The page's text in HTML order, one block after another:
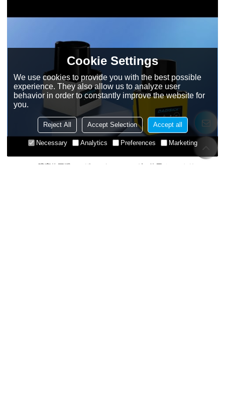
2D TOF障害物回避レーザースキャンレーダー使用チュートリアル
Cookie Settings
We use cookies to provide you with the best possible
experience. They also allow us to analyze user
behavior in order to constantly improve the website for
you.
Reject All Accept Selection Accept all
Necessary Analytics Preferences Marketing